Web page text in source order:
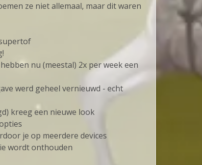
ze niet allemaal, maar dit waren
nu (meestal) 2x per week een
werd geheel vernieuwd - echt
kreeg een nieuwe look
je op meerdere devices
wordt onthouden